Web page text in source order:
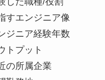
すエンジニア像
ジニア経験年数
トプット
の所属企業